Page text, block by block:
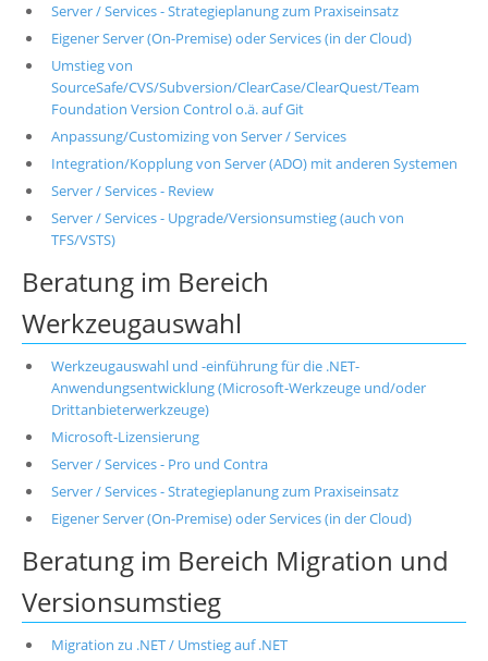
Server / Services - Strategieplanung zum Praxiseinsatz
Eigener Server (On-Premise) oder Services (in der Cloud)
Umstieg von
SourceSafe/CVS/Subversion/ClearCase/ClearQuest/Team
Foundation Version Control o.ä. auf Git
Anpassung/Customizing von Server / Services
Integration/Kopplung von Server (ADO) mit anderen Systemen
Server / Services - Review
Server / Services - Upgrade/Versionsumstieg (auch von
TFS/VSTS)
Beratung im Bereich
Werkzeugauswahl
Werkzeugauswahl und -einführung für die .NET-
Anwendungsentwicklung (Microsoft-Werkzeuge und/oder
Drittanbieterwerkzeuge)
Microsoft-Lizensierung
Server / Services - Pro und Contra
Server / Services - Strategieplanung zum Praxiseinsatz
Eigener Server (On-Premise) oder Services (in der Cloud)
Beratung im Bereich Migration und
Versionsumstieg
Migration zu .NET / Umstieg auf .NET